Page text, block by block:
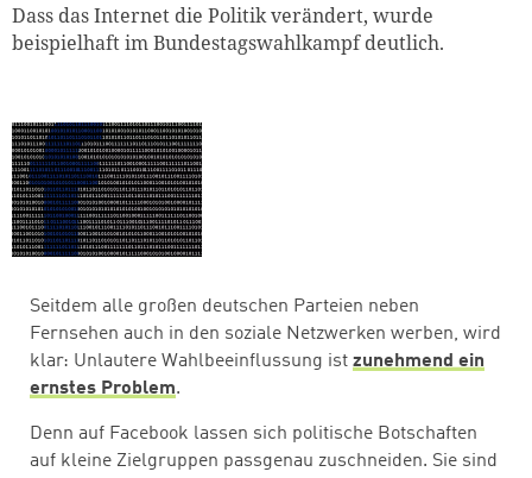
Dass das Internet die Politik verändert, wurde
beispielhaft im Bundestagswahlkampf deutlich.
Seitdem alle großen deutschen Parteien neben
Fernsehen auch in den soziale Netzwerken werben, wird
klar: Unlautere Wahlbeeinflussung ist zunehmend ein
ernstes Problem.
Denn auf Facebook lassen sich politische Botschaften
auf kleine Zielgruppen passgenau zuschneiden. Sie sind